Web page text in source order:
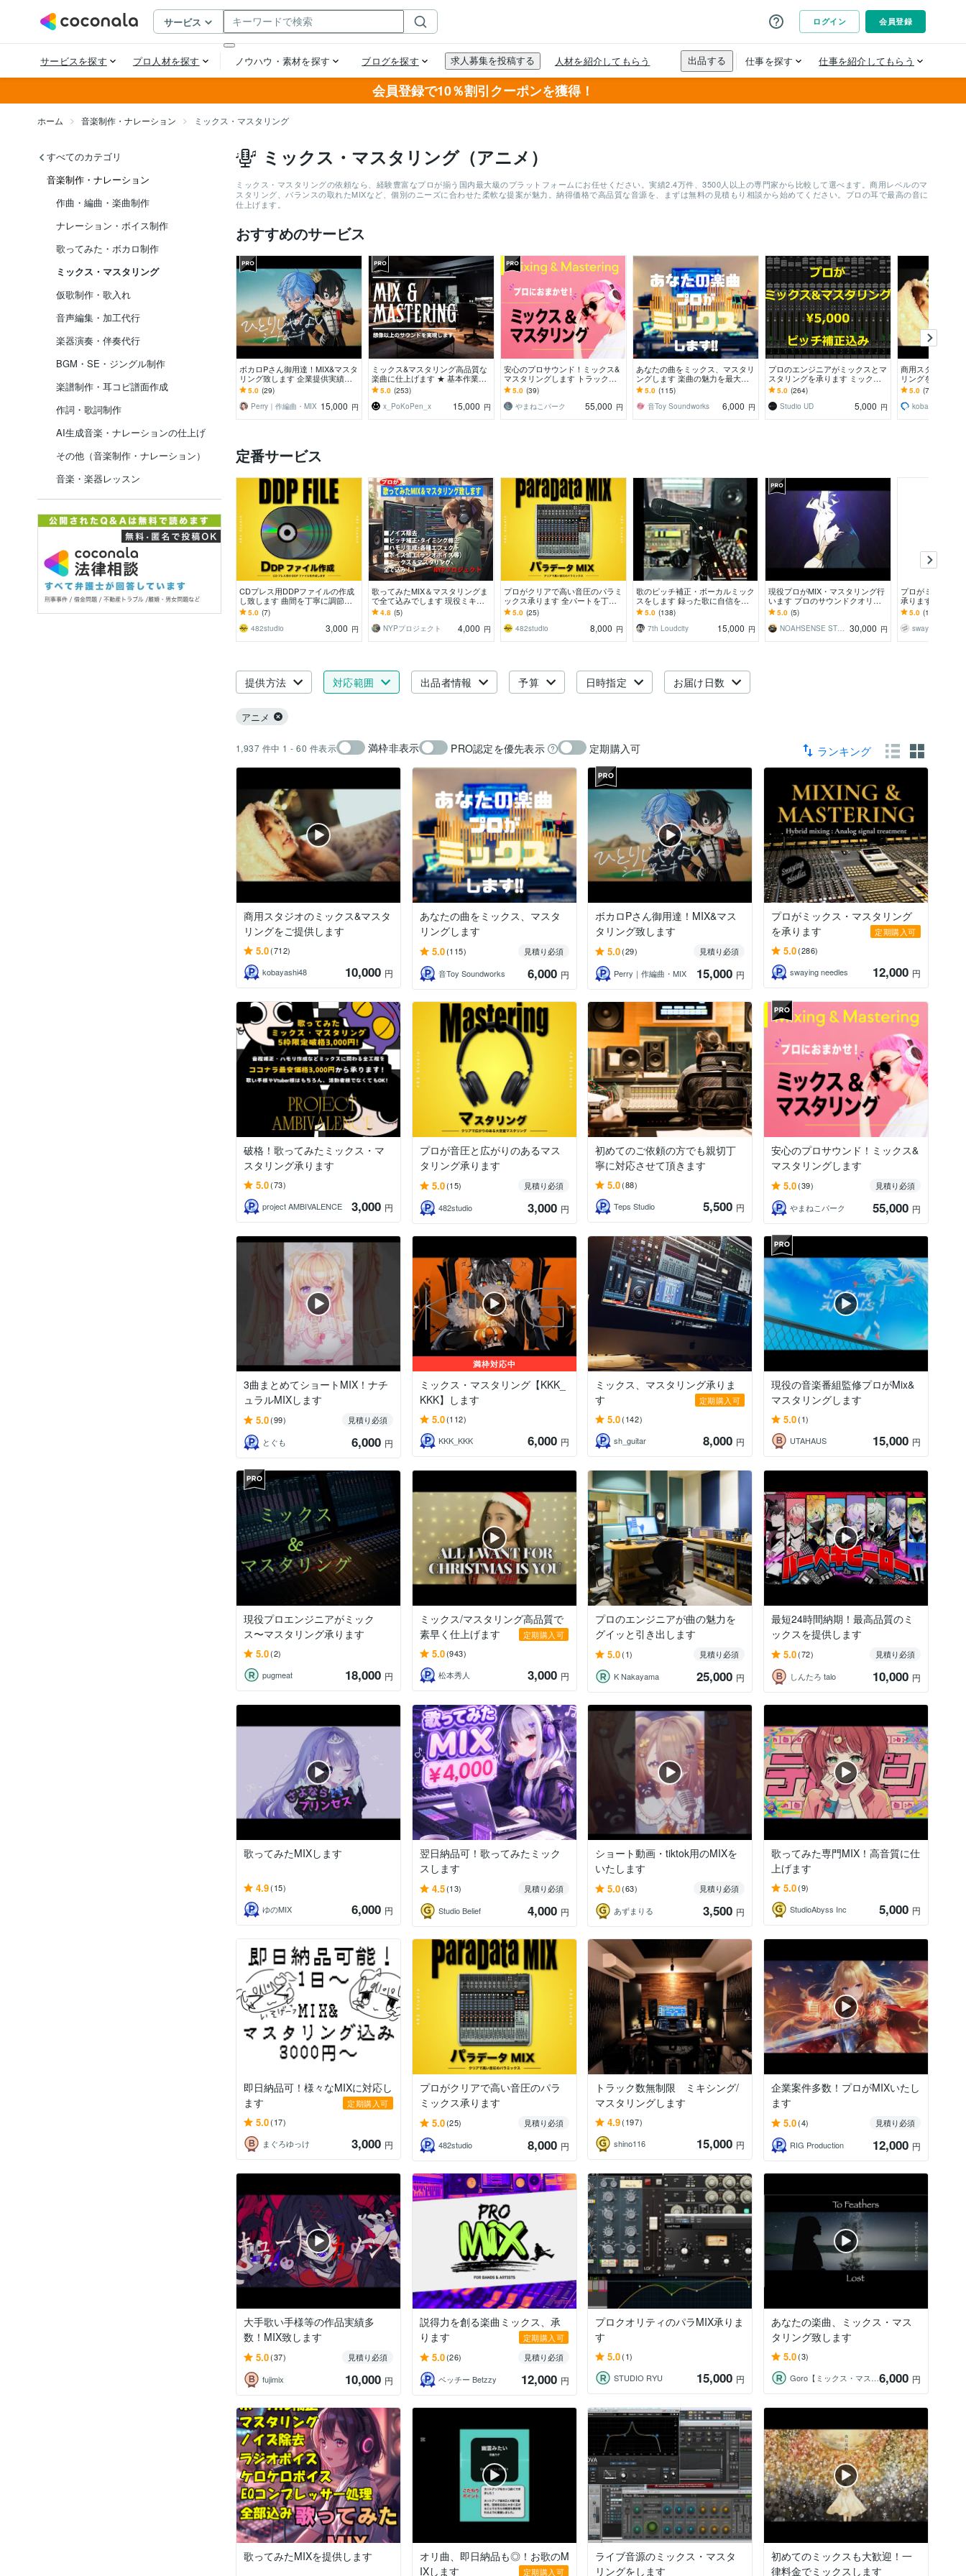
会員登録で10％割引クーポンを獲得！
ホーム 音楽制作・ナレーション ミックス・マスタリング
すべてのカテゴリ
音楽制作・ナレーション
作曲・編曲・楽曲制作
ナレーション・ボイス制作
歌ってみた・ボカロ制作
ミックス・マスタリング
仮歌制作・歌入れ
音声編集・加工代行
楽器演奏・伴奏代行
BGM・SE・ジングル制作
楽譜制作・耳コピ譜面作成
作詞・歌詞制作
AI生成音楽・ナレーションの仕上げ
その他（音楽制作・ナレーション）
音楽・楽器レッスン
ミックス・マスタリング（アニメ）
ミックス・マスタリングの依頼なら、経験豊富なプロが揃う国内最大級のプラットフォームにお任せください。実績2.4万件、3500人以上の専門家から比較して選べます。商用レベルのマ
スタリング、バランスの取れたMIXなど、個別のニーズに合わせた柔軟な提案が魅力。納得価格で高品質な音源を、まずは無料の見積もり相談から始めてください。プロの耳で最高の音に
仕上げます。
おすすめのサービス
ボカロPさん御用達！MIX&マスタ
リング致します 企業提供実績あ
り！あなたのご要望に沿ったMIX
で曲を整えます
5.0 (29)
Perry｜作編曲・MIX 15,000 円
ミックス&マスタリング高品質な
楽曲に仕上げます ★ 基本作業全
て込み！トラック数制限なし★
5.0 (253)
x_PoKoPen_x
15,000 円
安心のプロサウンド！ミックス&
マスタリングします トラック数
無制限！ミックスが上手くいかず
お悩みの方へ
5.0 (39)
やまねこパーク
55,000 円
あなたの曲をミックス、マスタリ
ングします 楽曲の魅力を最大限
に引き出すミックスをご提案しま
す
5.0 (115)
音Toy Soundworks
6,000 円
プロのエンジニアがミックスとマ
スタリングを承ります ミックス
＆マスタリング＆ピッチ補正 す
べて込みの料金です
5.0 (264)
Studio UD
5,000 円
商用スタジオの
リングをご提供
の経験がある現
広いジャンルに
5.0 (712)
kobayashi48
定番サービス
CDプレス用DDPファイルの作成
し致します 曲間を丁寧に調節し
たDDPファイルの作成を承りま
す。
5.0 (7)
482studio
3,000 円
歌ってみたMIX＆マスタリングま
で全て込みでします 現役ミキシ
ングエンジニアが丁寧に一音づつ
歌ってみたをMIX
4.8 (5)
NYPプロジェクト
4,000 円
プロがクリアで高い音圧のパラミ
ックス承ります 全パートを丁寧
に処理しクリアで音圧の高いミッ
クスをします
5.0 (25)
482studio
8,000 円
歌のピッチ補正・ボーカルミック
スをします 録った歌に自信を持
ちたい時やボーカルの完成度を上
げたい時に
5.0 (138)
7th Loudcity
15,000 円
現役プロがMIX・マスタリング行
います プロのサウンドクオリテ
ィをあなたの楽曲に
5.0 (5)
NOAHSENSE STUDIO 30,000 円
プロがミックス
承ります ＜フル
で、楽曲をクリ
5.0 (17)
swaying
提供方法 対応範囲 出品者情報 予算 日時指定 お届け日数
アニメ
1,937 件中 1 - 60 件表示 満枠非表示 PRO認定を優先表示 定期購入可 ランキング
商用スタジオのミックス&マスタ
リングをご提供します
5.0(712)
kobayashi48
10,000 円
あなたの曲をミックス、マスタ
リングします
5.0(115)
見積り必須
音Toy Soundworks
6,000 円
ボカロPさん御用達！MIX&マス
タリング致します
5.0(29)
見積り必須
Perry｜作編曲・MIX
15,000 円
プロがミックス・マスタリング
を承ります
定期購入可
5.0(286)
swaying needles
12,000 円
破格！歌ってみたミックス・マ
スタリング承ります
5.0(73)
project AMBIVALENCE
3,000 円
プロが音圧と広がりのあるマス
タリング承ります
5.0(15)
見積り必須
482studio
3,000 円
初めてのご依頼の方でも親切丁
寧に対応させて頂きます
5.0(88)
Teps Studio
5,500 円
安心のプロサウンド！ミックス&
マスタリングします
5.0(39)
見積り必須
やまねこパーク
55,000 円
3曲まとめてショートMIX！ナチ
ュラルMIXします
5.0(99)
見積り必須
とぐも
6,000 円
満枠対応中
ミックス・マスタリング【KKK_
KKK】します
5.0(112)
KKK_KKK
6,000 円
ミックス、マスタリング承りま
す
定期購入可
5.0(142)
sh_guitar
8,000 円
現役の音楽番組監修プロがMix&
マスタリングします
5.0(1)
UTAHAUS
15,000 円
現役プロエンジニアがミック
ス〜マスタリング承ります
5.0(2)
pugmeat
18,000 円
ミックス/マスタリング高品質で
素早く仕上げます
定期購入可
5.0(943)
松本秀人
3,000 円
プロのエンジニアが曲の魅力を
グイッと引き出します
5.0(1)
見積り必須
K Nakayama
25,000 円
最短24時間納期！最高品質のミ
ックスを提供します
5.0(72)
見積り必須
しんたろ talo
10,000 円
歌ってみたMIXします
4.9(15)
ゆのMIX
6,000 円
翌日納品可！歌ってみたミック
スします
4.5(13)
見積り必須
Studio Belief
4,000 円
ショート動画・tiktok用のMIXを
いたします
5.0(63)
見積り必須
あずまりる
3,500 円
歌ってみた専門MIX！高音質に仕
上げます
5.0(9)
StudioAbyss Inc
5,000 円
即日納品可！様々なMIXに対応し
ます
定期購入可
5.0(17)
まぐろゆっけ
3,000 円
プロがクリアで高い音圧のパラ
ミックス承ります
5.0(25)
見積り必須
482studio
8,000 円
トラック数無制限 ミキシング/
マスタリングします
4.9(197)
shino116
15,000 円
企業案件多数！プロがMIXいたし
ます
5.0(4)
見積り必須
RIG Production
12,000 円
大手歌い手様等の作品実績多
数！MIX致します
5.0(37)
見積り必須
fujimix
10,000 円
説得力を創る楽曲ミックス、承
ります
定期購入可
5.0(26)
見積り必須
ベッチー Betzzy
12,000 円
プロクオリティのパラMIX承りま
す
5.0(1)
STUDIO RYU
15,000 円
あなたの楽曲、ミックス・マス
タリング致します
5.0(3)
Goro【ミックス・マスタリング・編曲】 6,000 円
歌ってみたMIXを提供します
オリ曲、即日納品も◎！お歌のM
IXします
定期購入可
ライブ音源のミックス・マスタ
リングをします
初めてのミックスも大歓迎！一
律料金でミックスします